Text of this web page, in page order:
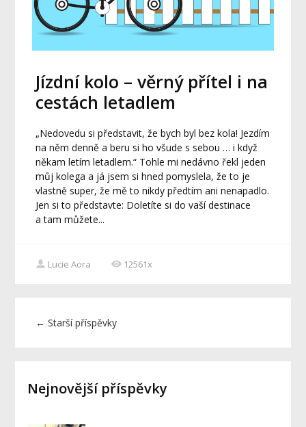
Jízdní kolo – věrný přítel i na
cestách letadlem
„Nedovedu si představit, že bych byl bez kola! Jezdím
na něm denně a beru si ho všude s sebou … i když
někam letím letadlem.“ Tohle mi nedávno řekl jeden
můj kolega a já jsem si hned pomyslela, že to je
vlastně super, že mě to nikdy předtím ani nenapadlo.
Jen si to představte: Doletíte si do vaší destinace
a tam můžete...
Lucie Aora 12561x
← Starší příspěvky
Nejnovější příspěvky